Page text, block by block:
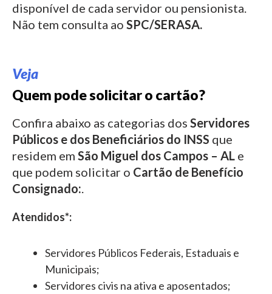
disponível de cada servidor ou pensionista.
Não tem consulta ao SPC/SERASA.
Veja
Quem pode solicitar o cartão?
Confira abaixo as categorias dos Servidores
Públicos e dos Beneficiários do INSS que
residem em São Miguel dos Campos – AL e
que podem solicitar o Cartão de Benefício
Consignado:.
Atendidos*:
Servidores Públicos Federais, Estaduais e
Municipais;
Servidores civis na ativa e aposentados;